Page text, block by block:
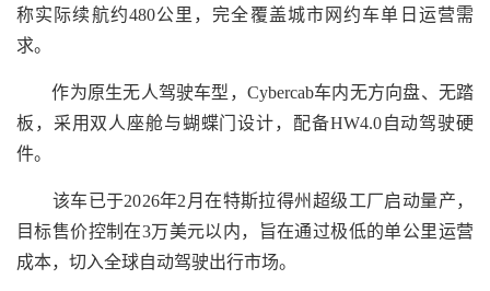
称实际续航约480公里，完全覆盖城市网约车单日运营需
求。
作为原生无人驾驶车型，Cybercab车内无方向盘、无踏
板，采用双人座舱与蝴蝶门设计，配备HW4.0自动驾驶硬
件。
该车已于2026年2月在特斯拉得州超级工厂启动量产，
目标售价控制在3万美元以内，旨在通过极低的单公里运营
成本，切入全球自动驾驶出行市场。